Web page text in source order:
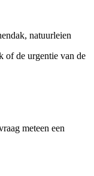
natuurleien
of de urgentie van de
meteen een